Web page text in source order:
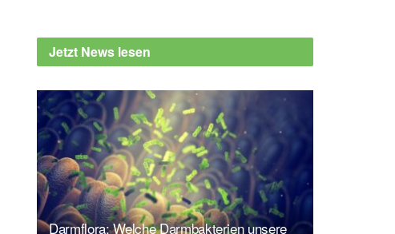
Jetzt News lesen
Darmflora: Welche Darmbakterien unsere